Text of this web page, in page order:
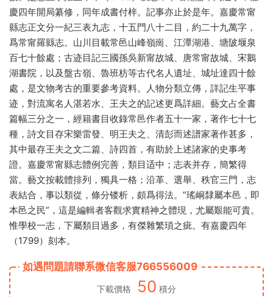
慶四年開局纂修，同年成書付梓。記事亦止於是年。嘉慶常甯
縣志正文分一紀三表九志，十五門八十二目，約二十九萬字，
爲常甯羅縣志。山川目載常邑山峰嶺崗、江潭湖港、塘陂堰泉
百七十餘處；古迹目記三國孫吳新甯故城、唐常甯故城、宋鵝
湖書院，以及盤古嶺、魯班枋等古代名人遺址、城址達四十餘
處，是文物考古的重要參考資料。人物分類立傳，詳記生平事
迹，對流寓名人湛若水、王夫之的記述更爲詳細。藝文占全書
篇幅三分之一，經籍書目收錄常邑作者五十一家，著作七十七
種，詩文目存宋樂雷發、明王夫之、清彭而述譜家著作甚多，
其中最存王夫之文二篇、詩四首，有助於上述諸家的史事考
證。嘉慶常甯縣志體例完善，類目适中；志表并存，簡繁得
當。藝文按載體排列，獨具一格；沿革、選舉、秩官三門，志
表結合，事以類從，條分镂析，頗爲得法。”瑤峒隸屬本邑，即
本邑之民”，這是編輯者客觀求實精神之體現，尤屬艱能可貴。
惟學校一志，下屬類目過多，有傑雜繁瑣之疵。有嘉慶四年
（1799）刻本。
如遇問題請聯系微信客服766556009
下載價格 50 積分